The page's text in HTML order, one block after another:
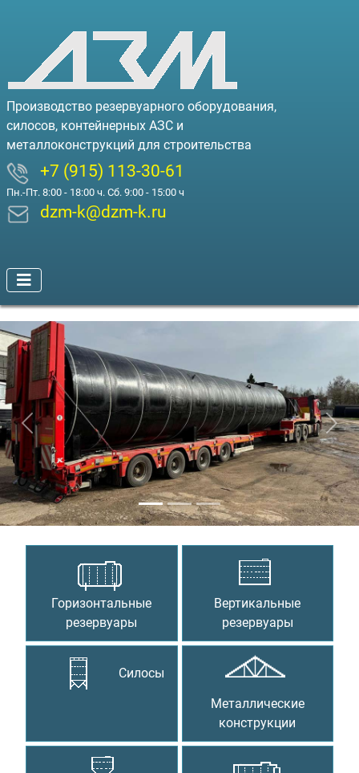
Производство резервуарного оборудования,
силосов, контейнерных АЗС и
металлоконструкций для строительства
+7 (915) 113-30-61
Пн.-Пт. 8:00 - 18:00 ч. Сб. 9:00 - 15:00 ч
dzm-k@dzm-k.ru
Предыдущий
Горизонтальные
резервуары
Вертикальные
резервуары
Силосы
Металлические
конструкции